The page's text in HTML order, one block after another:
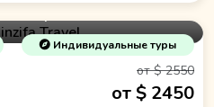
Индивидуальные туры
от $ 2550
от $ 2450